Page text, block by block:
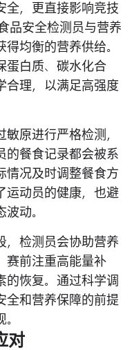
全，更直接影响竞技
品安全检测员与营养
均衡的营养供给。
蛋白质、碳水化合
合理，以满足高强度
原进行严格检测，
的餐食记录都会被系
情况及时调整餐食方
运动员的健康，也避
动。
，检测员会协助营养
赛前注重高能量补
的恢复。通过科学调
全和营养保障的前提
对